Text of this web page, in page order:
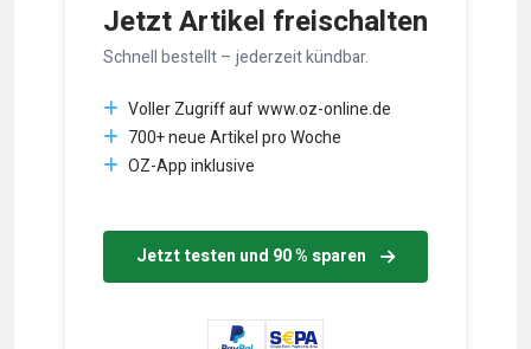
Jetzt Artikel freischalten
Schnell bestellt – jederzeit kündbar.
Voller Zugriff auf www.oz-online.de
700+ neue Artikel pro Woche
OZ-App inklusive
Jetzt testen und 90 % sparen